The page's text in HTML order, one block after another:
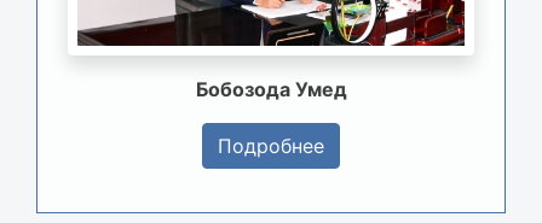
Бобозода Умед
Подробнее